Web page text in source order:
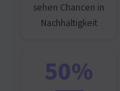
sehen Chancen in
Nachhaltigkeit
50%